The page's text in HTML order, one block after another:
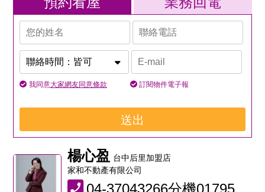
我同意大家網友同意條款 訂閱物件電子報
送出
楊心盈 台中后里加盟店
家和不動產有限公司
04-37043266分機01795